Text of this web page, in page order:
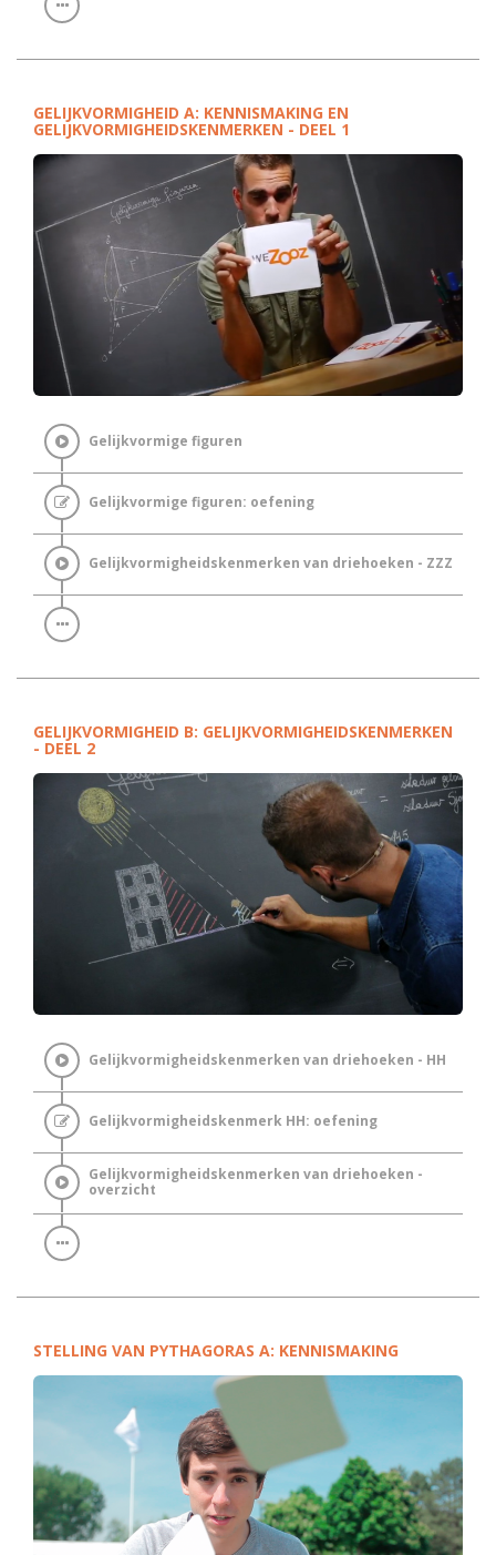
GELIJKVORMIGHEID A: KENNISMAKING EN
GELIJKVORMIGHEIDSKENMERKEN - DEEL 1
Gelijkvormige figuren
Gelijkvormige figuren: oefening
Gelijkvormigheidskenmerken van driehoeken - ZZZ
GELIJKVORMIGHEID B: GELIJKVORMIGHEIDSKENMERKEN
- DEEL 2
Gelijkvormigheidskenmerken van driehoeken - HH
Gelijkvormigheidskenmerk HH: oefening
Gelijkvormigheidskenmerken van driehoeken -
overzicht
STELLING VAN PYTHAGORAS A: KENNISMAKING